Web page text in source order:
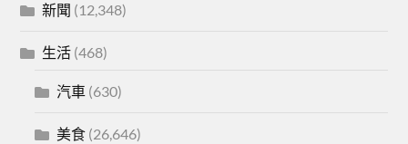
新聞 (12,348)
生活 (468)
汽車 (630)
美食 (26,646)